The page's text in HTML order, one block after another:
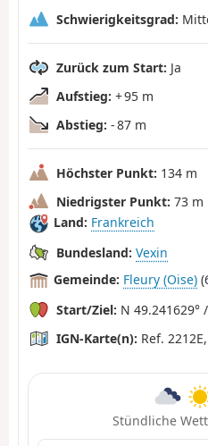
Schwierigkeitsgrad:
Zurück zum Start: Ja
Aufstieg: + 95 m
Abstieg: - 87 m
Höchster Punkt: 134 m
Niedrigster Punkt: 73 m
Land: Frankreich
Bundesland: Vexin
Gemeinde: Fleury (Oise)
Start/Ziel: N 49.241629°
IGN-Karte(n): Ref.
Stündliche